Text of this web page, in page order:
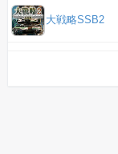
大戦略SSB2